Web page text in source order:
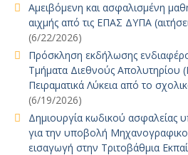
Αμειβόμενη και ασφαλισμένη
αιχμής από τις ΕΠΑΣ ΔΥΠΑ
(6/22/2026)
Πρόσκληση εκδήλωσης
Τμήματα Διεθνούς Απολυτηρίου
Πειραματικά Λύκεια από το
(6/19/2026)
Δημιουργία κωδικού ασφαλείας
για την υποβολή
εισαγωγή στην Τριτοβάθμια